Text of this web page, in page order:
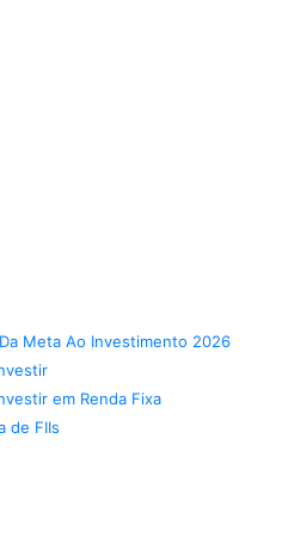
Meta Ao Investimento 2026
em Renda Fixa
de FIIs